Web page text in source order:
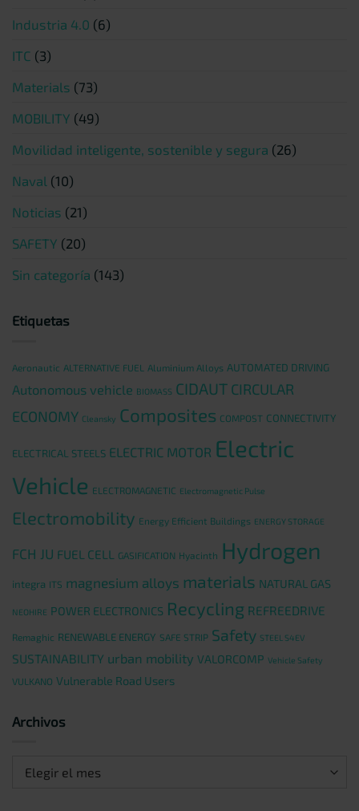
Industria 4.0 (6)
ITC (3)
Materials (73)
MOBILITY (49)
Movilidad inteligente, sostenible y segura (26)
Naval (10)
Noticias (21)
SAFETY (20)
Sin categoría (143)
Etiquetas
Aeronautic ALTERNATIVE FUEL Aluminium Alloys AUTOMATED DRIVING
Autonomous vehicle BIOMASS CIDAUT CIRCULAR
ECONOMY Cleansky Composites COMPOST CONNECTIVITY
ELECTRICAL STEELS ELECTRIC MOTOR Electric
Vehicle ELECTROMAGNETIC Electromagnetic Pulse
Electromobility Energy Efficient Buildings ENERGY STORAGE
FCH JU FUEL CELL GASIFICATION Hyacinth Hydrogen
integra ITS magnesium alloys materials NATURAL GAS
NEOHIRE POWER ELECTRONICS Recycling REFREEDRIVE
Remaghic RENEWABLE ENERGY SAFE STRIP Safety STEEL S4EV
SUSTAINABILITY urban mobility VALORCOMP Vehicle Safety
VULKANO Vulnerable Road Users
Archivos
Archivos